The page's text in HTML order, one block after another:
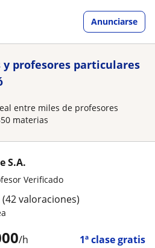
Anunciarse
y profesores particulares
entre miles de profesores
materias
/h 1ª clase gratis
S.A.
Verificado
(42 valoraciones)